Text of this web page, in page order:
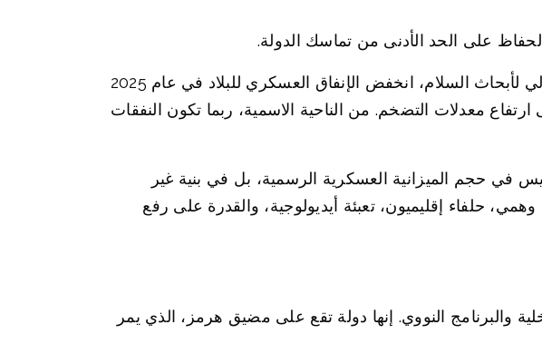
على الحد الأدنى من تماسك الدولة.
حتى النفقات العسكرية لإيران تظهر هذه الازدواجية. وفقا لبيانات معهد ستوكهولم الدولي لأبحاث السلام، انخفض الإنفاق العسكري للبلاد في عام 2025
ويرجع ذلك إلى حد كبير إلى ارتفاع معدلات التضخم. من الناحية الاسمية، ربما تكون النفقات
في حجم الميزانية العسكرية الرسمية، بل في بنية غير
حلفاء إقليميون، تعبئة أيديولوجية، والقدرة على رفع
والبرنامج النووي. إنها دولة تقع على مضيق هرمز، الذي يمر